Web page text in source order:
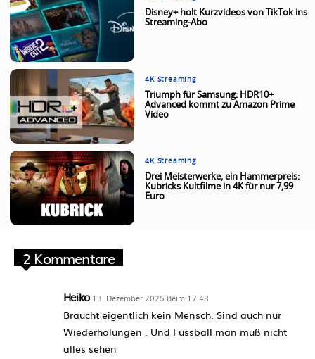
Disney+ holt Kurzvideos von TikTok ins
Streaming-Abo
4K Streaming
Triumph für Samsung: HDR10+
Advanced kommt zu Amazon Prime
Video
4K Streaming
Drei Meisterwerke, ein Hammerpreis:
Kubricks Kultfilme in 4K für nur 7,99
Euro
2 Kommentare
Heiko 13. Dezember 2025 Beim 17:48
Braucht eigentlich kein Mensch. Sind auch nur
Wiederholungen . Und Fussball man muß nicht
alles sehen